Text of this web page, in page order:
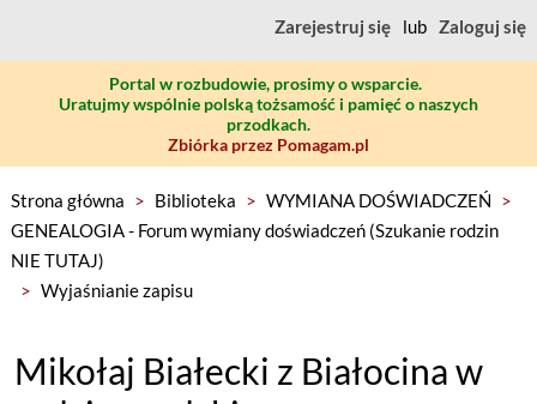
Zarejestruj się lub Zaloguj się
Portal w rozbudowie, prosimy o wsparcie.
Uratujmy wspólnie polską tożsamość i pamięć o naszych
przodkach.
Zbiórka przez Pomagam.pl
Strona główna > Biblioteka > WYMIANA DOŚWIADCZEŃ >
GENEALOGIA - Forum wymiany doświadczeń (Szukanie rodzin
NIE TUTAJ)
> Wyjaśnianie zapisu
Mikołaj Białecki z Białocina w